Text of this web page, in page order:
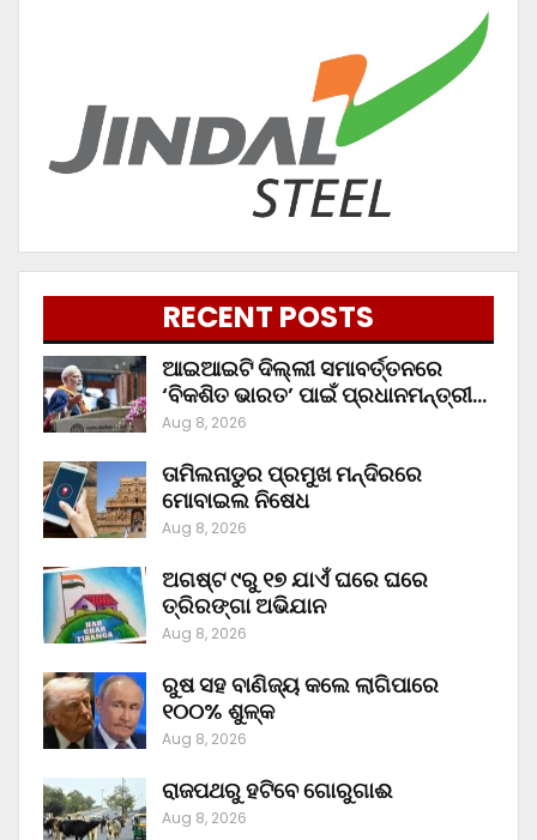
RECENT POSTS
ଆଇଆଇଟି ଦିଲ୍ଲୀ ସମାବର୍ତ୍ତନରେ
‘ବିକଶିତ ଭାରତ’ ପାଇଁ ପ୍ରଧାନମନ୍ତ୍ରୀ…
Aug 8, 2026
ତାମିଲନାଡୁର ପ୍ରମୁଖ ମନ୍ଦିରରେ
ମୋବାଇଲ ନିଷେଧ
Aug 8, 2026
ଅଗଷ୍ଟ ୯ରୁ ୧୭ ଯାଏଁ ଘରେ ଘରେ
ତ୍ରିରଙ୍ଗା ଅଭିଯାନ
Aug 8, 2026
ରୁଷ ସହ ବାଣିଜ୍ୟ କଲେ ଲାଗିପାରେ
୧୦୦% ଶୁଳ୍କ
Aug 8, 2026
ରାଜପଥରୁ ହଟିବେ ଗୋରୁଗାଈ
Aug 8, 2026